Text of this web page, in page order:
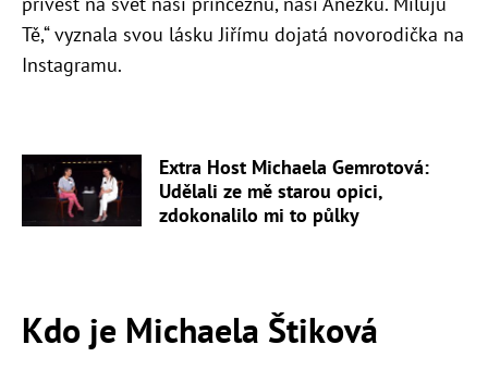
Tě,“ vyznala svou lásku Jiřímu dojatá novorodička na
Instagramu.
Extra Host Michaela Gemrotová:
Udělali ze mě starou opici,
zdokonalilo mi to půlky
Kdo je Michaela Štiková